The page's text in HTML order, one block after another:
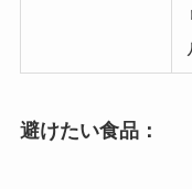
避けたい食品：